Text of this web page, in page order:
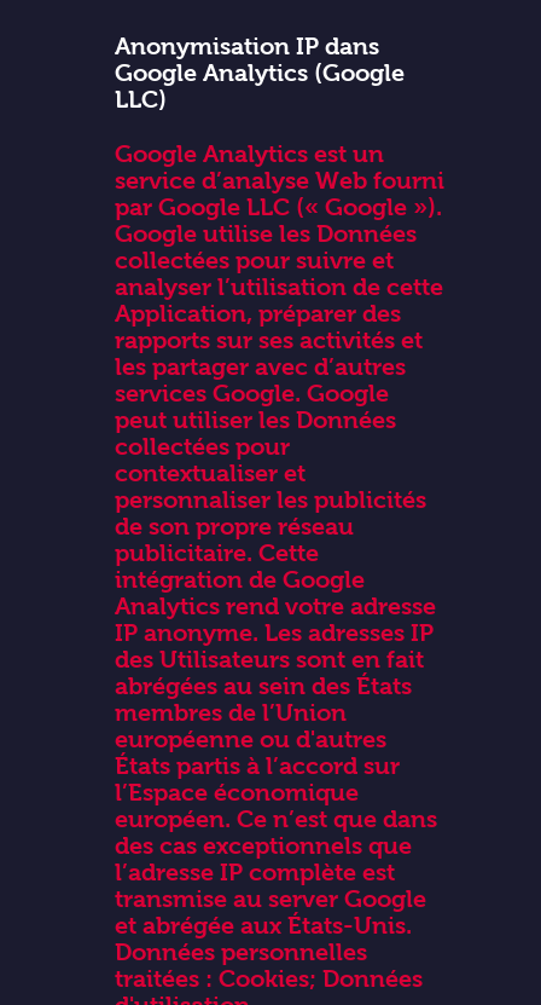
Anonymisation IP dans
Google Analytics (Google
LLC)
Google Analytics est un
service d’analyse Web fourni
par Google LLC (« Google »).
Google utilise les Données
collectées pour suivre et
analyser l’utilisation de cette
Application, préparer des
rapports sur ses activités et
les partager avec d’autres
services Google. Google
peut utiliser les Données
collectées pour
contextualiser et
personnaliser les publicités
de son propre réseau
publicitaire. Cette
intégration de Google
Analytics rend votre adresse
IP anonyme. Les adresses IP
des Utilisateurs sont en fait
abrégées au sein des États
membres de l’Union
européenne ou d'autres
États partis à l’accord sur
l’Espace économique
européen. Ce n’est que dans
des cas exceptionnels que
l’adresse IP complète est
transmise au server Google
et abrégée aux États-Unis.
Données personnelles
traitées : Cookies; Données